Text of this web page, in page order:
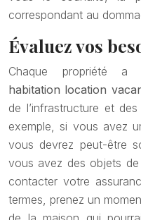
correspondant au
Évaluez vos
Chaque propriété a
habitation location
de l’infrastructure et
exemple, si vous avez
vous devrez peut-être
vous avez des objets
contacter votre
termes, prenez un